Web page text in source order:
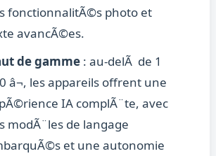
fonctionnalitÃ©s photo et
avancÃ©es.
de gamme: au-delÃ de 1
â¬, les appareils offrent une
IA complÃ¨te, avec
modÃ¨les de langage
et une autonomie